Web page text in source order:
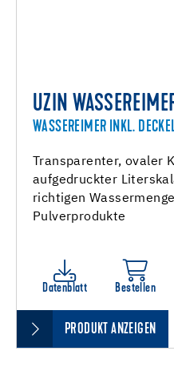
UZIN
WASSEREIMER INKL.
Transparenter, ovaler
aufgedruckter
richtigen
Pulverprodukte
Datenblatt Bestellen
PRODUKT ANZEIGEN